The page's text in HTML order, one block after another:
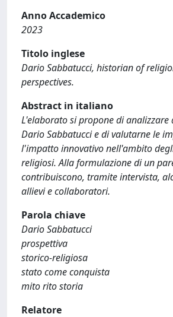
Anno Accademico
2023
Titolo inglese
Dario Sabbatucci, historian of
perspectives.
Abstract in italiano
L'elaborato si propone di analizzare
Dario Sabbatucci e di valutarne le
l'impatto innovativo nell'ambito
religiosi. Alla formulazione di un
contribuiscono, tramite intervista,
allievi e collaboratori.
Parola chiave
Dario Sabbatucci
prospettiva
storico-religiosa
stato come conquista
mito rito storia
Relatore